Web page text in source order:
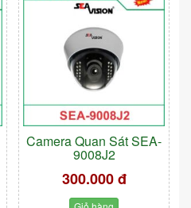
Camera Quan Sát SEA-
9008J2
300.000 đ